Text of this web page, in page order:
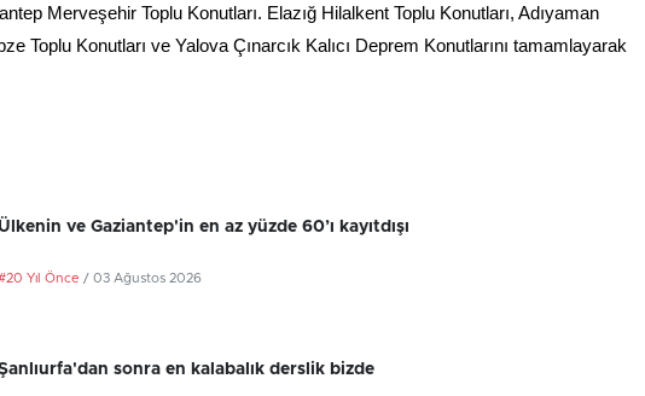
Merveşehir Toplu Konutları. Elazığ Hilalkent Toplu Konutları, Adıyaman
Toplu Konutları ve Yalova Çınarcık Kalıcı Deprem Konutlarını tamamlayarak
Ülkenin ve Gaziantep'in en az yüzde 60’ı kayıtdışı
Yıl Önce / 03 Ağustos 2026
sonra en kalabalık derslik bizde